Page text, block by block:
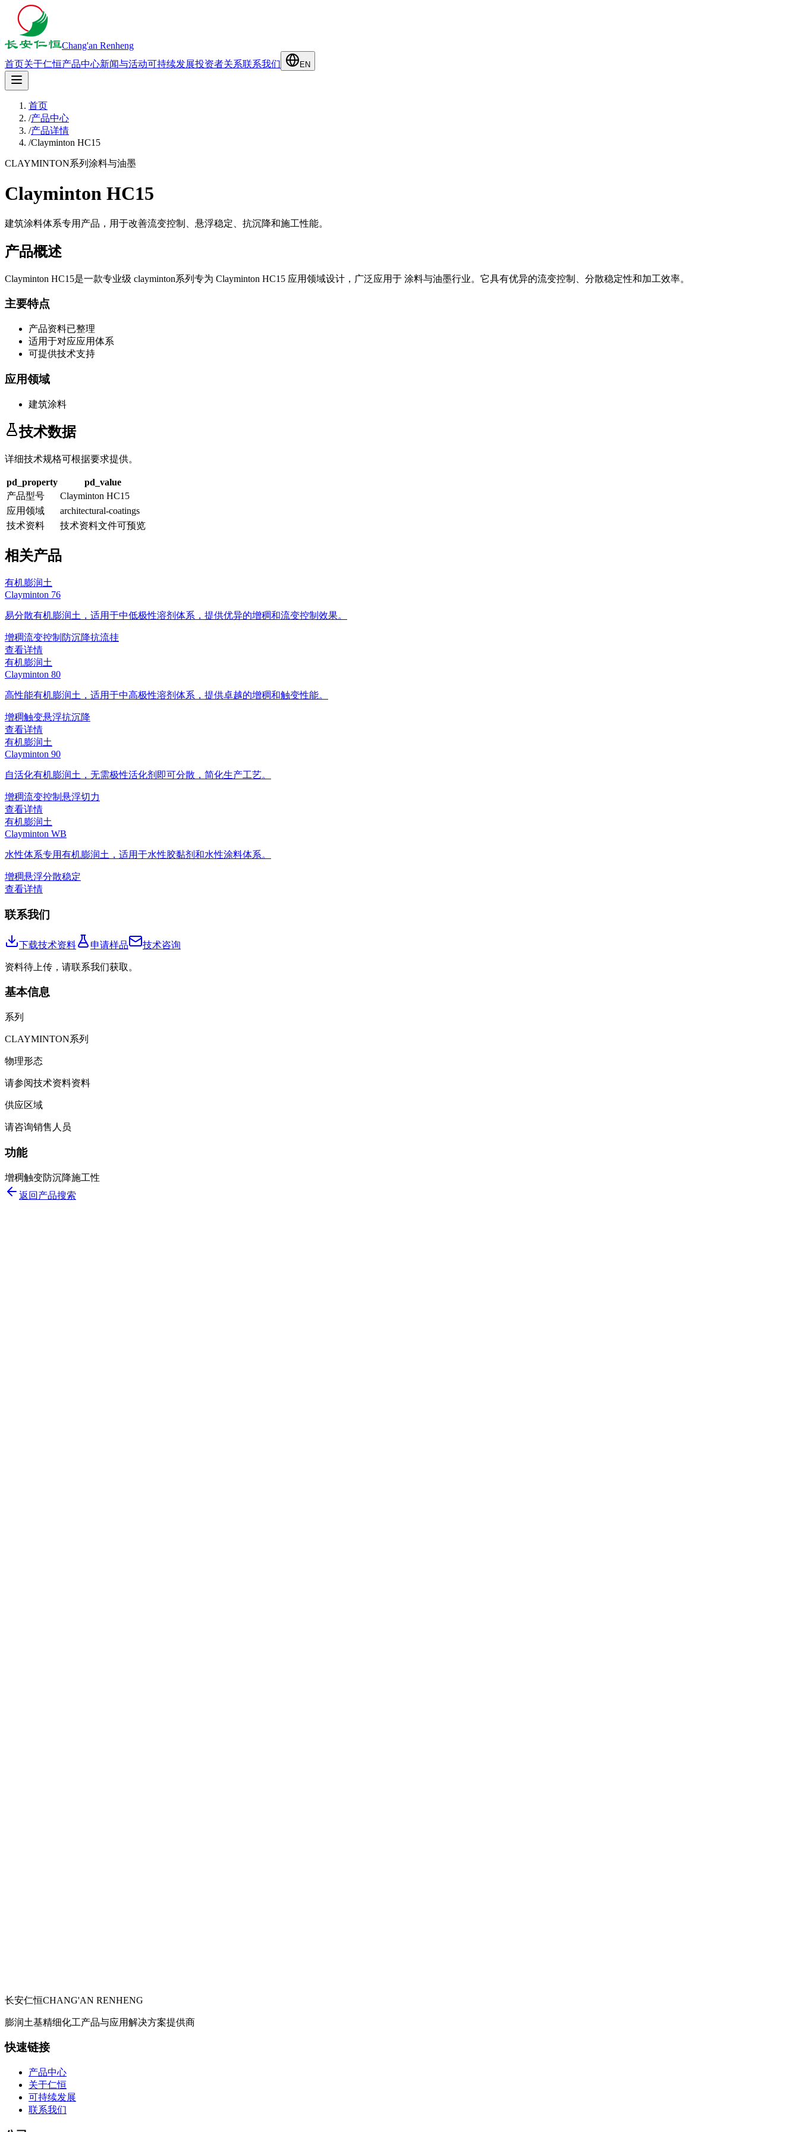
Chang'an Renheng
首页关于仁恒产品中心新闻与活动可持续发展投资者关系联系我们 EN
首页
/产品中心
/产品详情
/Clayminton HC15
CLAYMINTON系列 涂料与油墨
Clayminton HC15
建筑涂料体系专用产品，用于改善流变控制、悬浮稳定、抗沉降和施工性能。
产品概述
Clayminton HC15是一款专业级 clayminton系列 专为 Clayminton HC15 应用领域设计，广泛应用于 涂料与油墨行业。它具有优异的流变控制、分散稳定性和加工效率。
主要特点
产品资料已整理
适用于对应应用体系
可提供技术支持
应用领域
建筑涂料
技术数据
详细技术规格可根据要求提供。
pd_property
pd_value
产品型号
Clayminton HC15
应用领域
architectural-coatings
技术资料
技术资料文件可预览
相关产品
有机膨润土
Clayminton 76
易分散有机膨润土，适用于中低极性溶剂体系，提供优异的增稠和流变控制效果。
增稠流变控制 防沉降抗流挂
查看详情
有机膨润土
Clayminton 80
高性能有机膨润土，适用于中高极性溶剂体系，提供卓越的增稠和触变性能。
增稠触变悬浮抗沉降
查看详情
有机膨润土
Clayminton 90
自活化有机膨润土，无需极性活化剂即可分散，简化生产工艺。
增稠流变控制 悬浮切力
查看详情
有机膨润土
Clayminton WB
水性体系专用有机膨润土，适用于水性胶黏剂和水性涂料体系。
增稠悬浮分散稳定
查看详情
联系我们
下载技术资料 申请样品 技术咨询
资料待上传，请联系我们获取。
基本信息
系列
CLAYMINTON系列
物理形态
请参阅技术资料资料
供应区域
请咨询销售人员
功能
增稠触变防沉降施工性
返回产品搜索
长安仁恒CHANG'AN RENHENG
膨润土基精细化工产品与应用解决方案提供商
快速链接
产品中心
关于仁恒
可持续发展
联系我们